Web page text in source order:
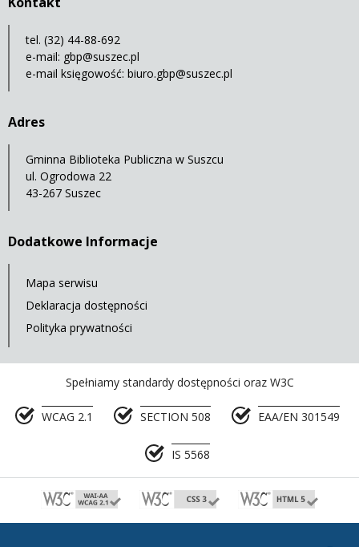
tel. (32) 44-88-692
e-mail: gbp@suszec.pl
e-mail księgowość: biuro.gbp@suszec.pl
Adres
Gminna Biblioteka Publiczna w Suszcu
ul. Ogrodowa 22
43-267 Suszec
Dodatkowe Informacje
Mapa serwisu
Deklaracja dostępności
Polityka prywatności
Spełniamy standardy dostępności oraz W3C
WCAG 2.1 SECTION 508 EAA/EN 301549
IS 5568